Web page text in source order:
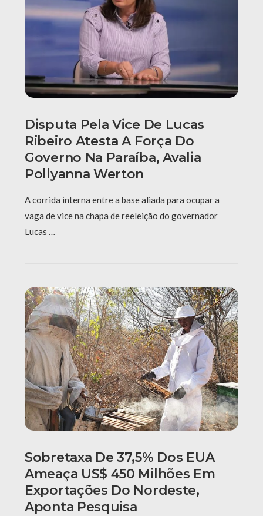
Disputa Pela Vice De Lucas
Ribeiro Atesta A Força Do
Governo Na Paraíba, Avalia
Pollyanna Werton
A corrida interna entre a base aliada para ocupar a
vaga de vice na chapa de reeleição do governador
Lucas …
Sobretaxa De 37,5% Dos EUA
Ameaça US$ 450 Milhões Em
Exportações Do Nordeste,
Aponta Pesquisa